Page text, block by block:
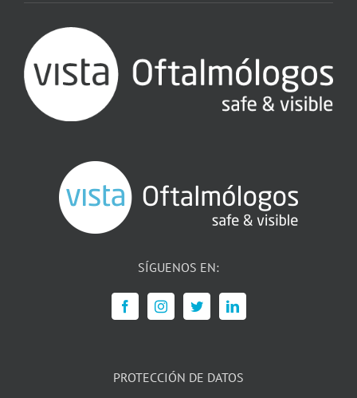
SÍGUENOS EN:
PROTECCIÓN DE DATOS